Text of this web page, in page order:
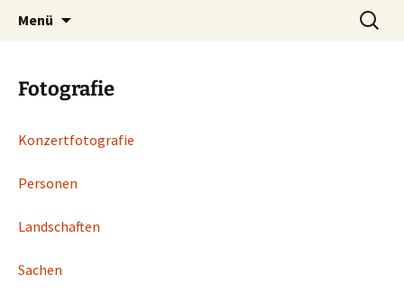
Menü
Suchen
nach:
Fotografie
Konzertfotografie
Personen
Landschaften
Sachen